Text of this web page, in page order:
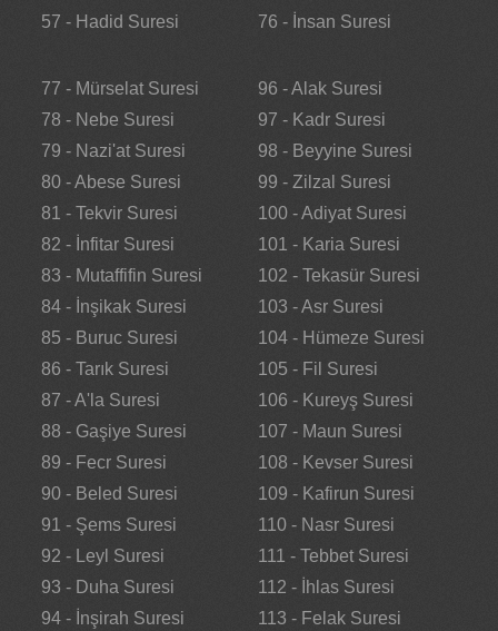
57 - Hadid Suresi
76 - İnsan Suresi
77 - Mürselat Suresi
78 - Nebe Suresi
79 - Nazi'at Suresi
80 - Abese Suresi
81 - Tekvir Suresi
82 - İnfitar Suresi
83 - Mutaffifin Suresi
84 - İnşikak Suresi
85 - Buruc Suresi
86 - Tarık Suresi
87 - A'la Suresi
88 - Gaşiye Suresi
89 - Fecr Suresi
90 - Beled Suresi
91 - Şems Suresi
92 - Leyl Suresi
93 - Duha Suresi
94 - İnşirah Suresi
96 - Alak Suresi
97 - Kadr Suresi
98 - Beyyine Suresi
99 - Zilzal Suresi
100 - Adiyat Suresi
101 - Karia Suresi
102 - Tekasür Suresi
103 - Asr Suresi
104 - Hümeze Suresi
105 - Fil Suresi
106 - Kureyş Suresi
107 - Maun Suresi
108 - Kevser Suresi
109 - Kafirun Suresi
110 - Nasr Suresi
111 - Tebbet Suresi
112 - İhlas Suresi
113 - Felak Suresi